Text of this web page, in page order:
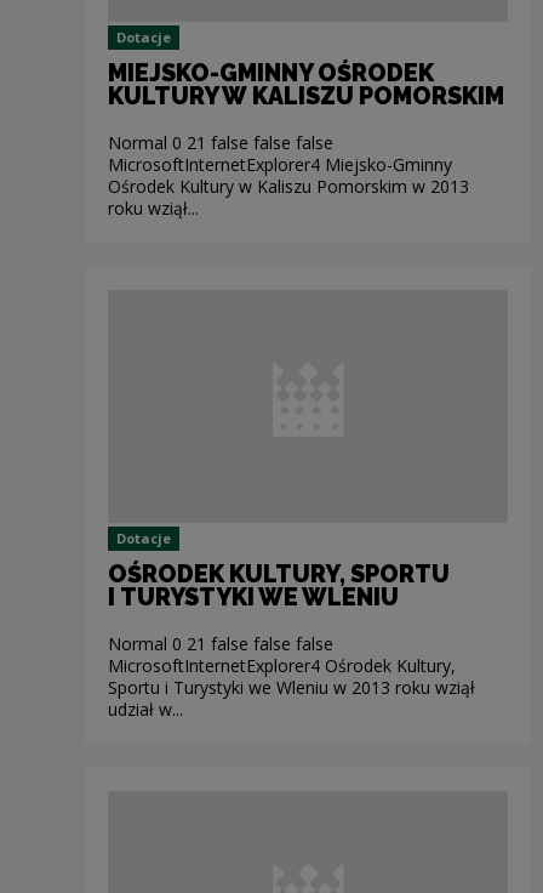
Dotacje
MIEJSKO-GMINNY OŚRODEK
KULTURY W KALISZU POMORSKIM
Normal 0 21 false false false
MicrosoftInternetExplorer4 Miejsko-Gminny
Ośrodek Kultury w Kaliszu Pomorskim w 2013
roku wziął...
Dotacje
OŚRODEK KULTURY, SPORTU
I TURYSTYKI WE WLENIU
Normal 0 21 false false false
MicrosoftInternetExplorer4 Ośrodek Kultury,
Sportu i Turystyki we Wleniu w 2013 roku wziął
udział w...